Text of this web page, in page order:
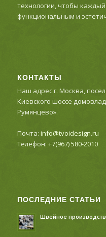
технологии, чтобы
функциональным и
КОНТАКТЫ
Наш адрес г. Москва,
Киевского шоссе
Румянцево».
Почта: info@tvoidesign.ru
Телефон: +7(967) 580-2010
ПОСЛЕДНИЕ СТАТЬИ
Швейное